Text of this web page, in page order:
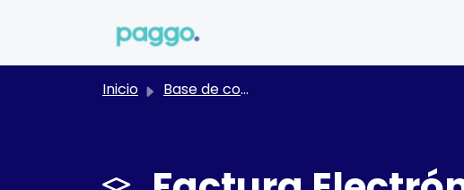
Inicio Base de conocimientos